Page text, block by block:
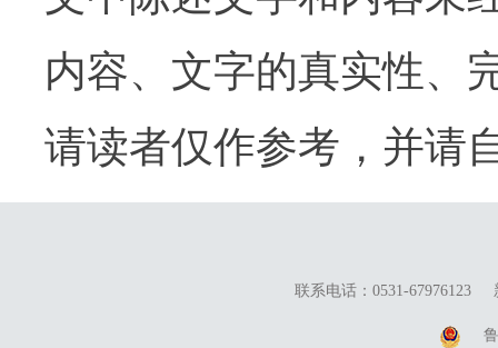
内容、文字的真实性、
请读者仅作参考，并请
联系电话：0531-67976123